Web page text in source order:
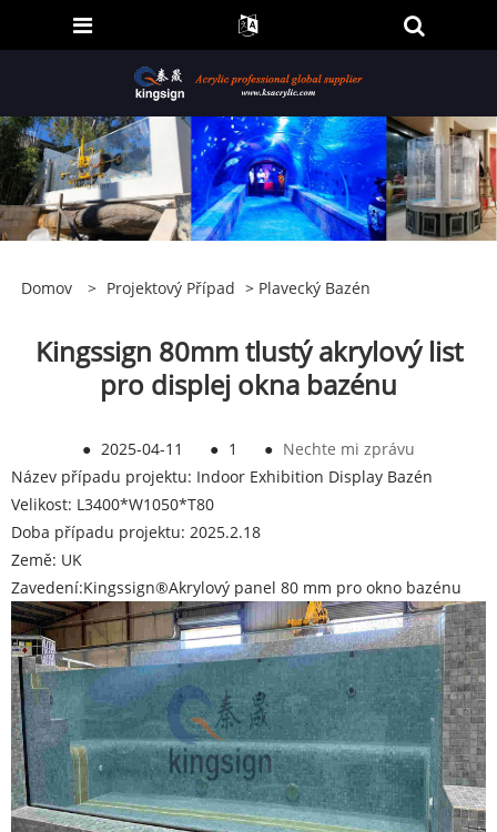
Domov > Projektový Případ > Plavecký Bazén
Kingssign 80mm tlustý akrylový list
pro displej okna bazénu
● 2025-04-11 ● 1 ● Nechte mi zprávu
Název případu projektu: Indoor Exhibition Display Bazén
Velikost: L3400*W1050*T80
Doba případu projektu: 2025.2.18
Země: UK
Zavedení:Kingssign®Akrylový panel 80 mm pro okno bazénu